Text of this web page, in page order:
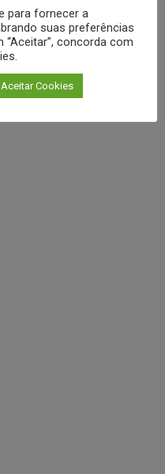
para fornecer a
suas preferências
concorda com
Aceitar Cookies